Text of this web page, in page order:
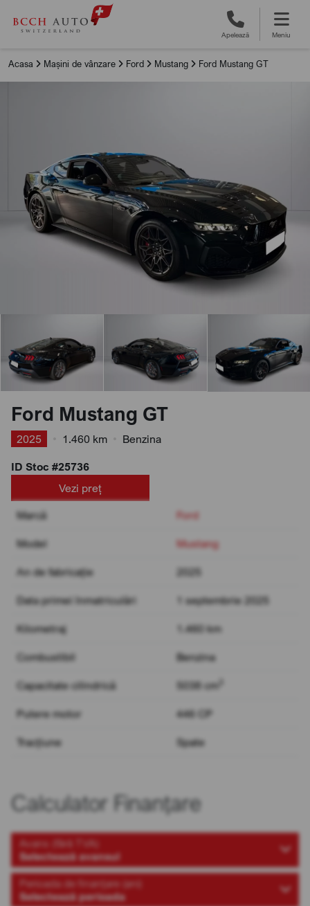
Apelează Meniu
Acasa Mașini de vânzare Ford Mustang Ford Mustang GT
Ford Mustang GT
2025 1.460 km
Benzina
ID Stoc #25736
Vezi preț
Marcă
Ford
Model Mustang
An de fabricație 2025
Data primei înmatriculări 1 septembrie 2025
Kilometraj 1.460 km
Combustibil Benzina
Capacitate cilindrică 5038 cm
Putere motor 446 CP
Tracțiune Spate
Calculator Finanțare
Avans (fără TVA)
Selectează avansul
Perioada de finanțare (ani)
Selectează perioada